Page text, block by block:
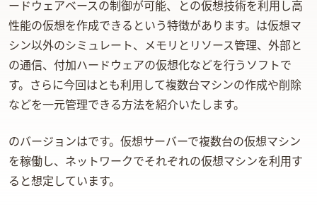
ードウェアベースの制御が可能、Intel VT-xとAMD-Vの仮想技術を利用し高
性能の仮想CPUを作成できるという特徴があります。Qemuは仮想マ
シンCPU以外のシミュレート、メモリとリソース管理、外部と
の通信、付加ハードウェアの仮想化などを行うソフトで
す。さらに今回はlibvirtとvirshも利用して複数台マシンの作成や削除
などを一元管理できる方法を紹介いたします。
LinuxのバージョンはUbuntu Linux Server 14.04 64bitです。仮想サーバーで複数台の仮想マシン
を稼働し、ネットワークでそれぞれの仮想マシンを利用す
ると想定しています。